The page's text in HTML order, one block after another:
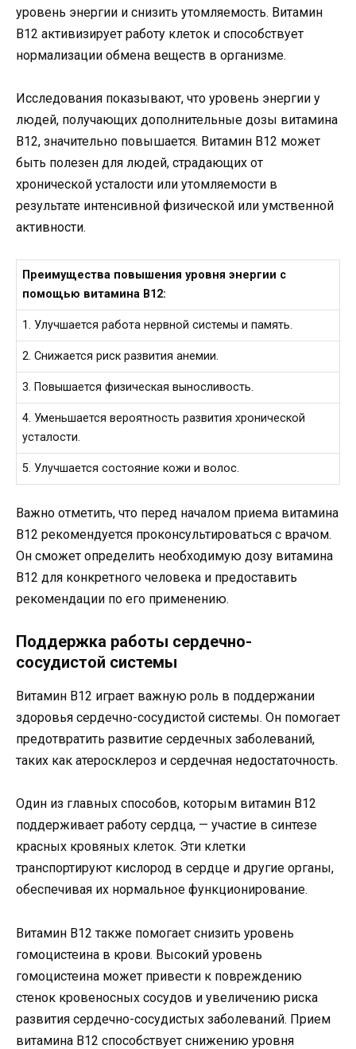
уровень энергии и снизить утомляемость. Витамин
B12 активизирует работу клеток и способствует
нормализации обмена веществ в организме.
Исследования показывают, что уровень энергии у
людей, получающих дополнительные дозы витамина
B12, значительно повышается. Витамин B12 может
быть полезен для людей, страдающих от
хронической усталости или утомляемости в
результате интенсивной физической или умственной
активности.
Преимущества повышения уровня энергии с
помощью витамина B12:
1. Улучшается работа нервной системы и память.
2. Снижается риск развития анемии.
3. Повышается физическая выносливость.
4. Уменьшается вероятность развития хронической
усталости.
5. Улучшается состояние кожи и волос.
Важно отметить, что перед началом приема витамина
B12 рекомендуется проконсультироваться с врачом.
Он сможет определить необходимую дозу витамина
B12 для конкретного человека и предоставить
рекомендации по его применению.
Поддержка работы сердечно-
сосудистой системы
Витамин B12 играет важную роль в поддержании
здоровья сердечно-сосудистой системы. Он помогает
предотвратить развитие сердечных заболеваний,
таких как атеросклероз и сердечная недостаточность.
Один из главных способов, которым витамин B12
поддерживает работу сердца, — участие в синтезе
красных кровяных клеток. Эти клетки
транспортируют кислород в сердце и другие органы,
обеспечивая их нормальное функционирование.
Витамин B12 также помогает снизить уровень
гомоцистеина в крови. Высокий уровень
гомоцистеина может привести к повреждению
стенок кровеносных сосудов и увеличению риска
развития сердечно-сосудистых заболеваний. Прием
витамина B12 способствует снижению уровня